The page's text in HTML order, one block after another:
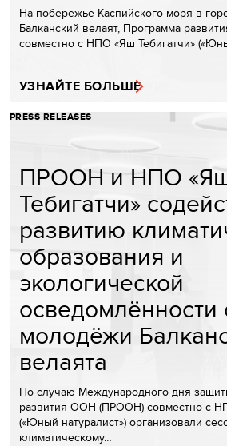
На побережье Каспийского моря в
Балканский велаят, Программа
совместно с НПО «Яш Тебигатчи»
УЗНАЙТЕ БОЛЬШЕ
PRESS RELEASES
ПРООН и НПО
Тебигатчи»
развитию
образования и
экологической
осведомлённости
молодёжи
велаята
По случаю Международного дня
развития ООН (ПРООН) совместно с
(«Юный натуралист») организовали
климатическому…